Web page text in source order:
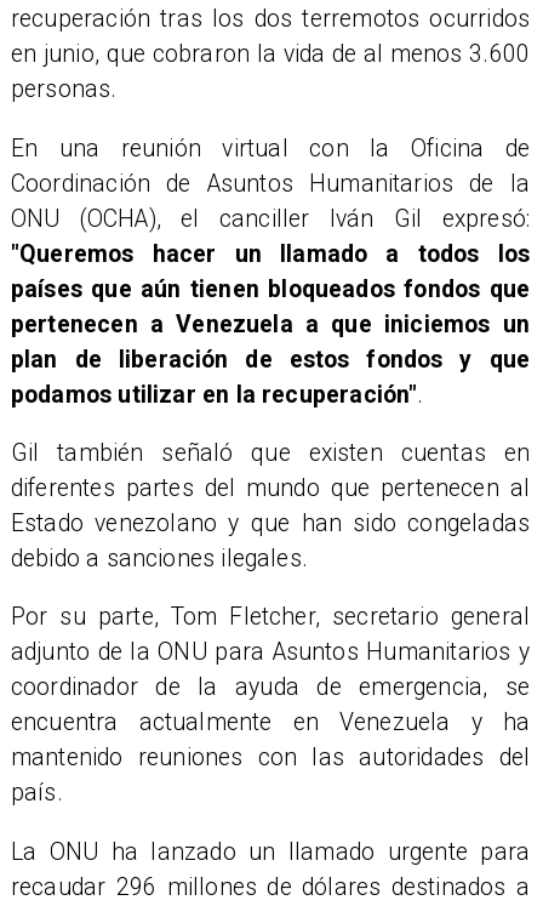
recuperación tras los dos terremotos ocurridos
en junio, que cobraron la vida de al menos 3.600
personas.
En una reunión virtual con la Oficina de
Coordinación de Asuntos Humanitarios de la
ONU (OCHA), el canciller Iván Gil expresó:
"Queremos hacer un llamado a todos los
países que aún tienen bloqueados fondos que
pertenecen a Venezuela a que iniciemos un
plan de liberación de estos fondos y que
podamos utilizar en la recuperación".
Gil también señaló que existen cuentas en
diferentes partes del mundo que pertenecen al
Estado venezolano y que han sido congeladas
debido a sanciones ilegales.
Por su parte, Tom Fletcher, secretario general
adjunto de la ONU para Asuntos Humanitarios y
coordinador de la ayuda de emergencia, se
encuentra actualmente en Venezuela y ha
mantenido reuniones con las autoridades del
país.
La ONU ha lanzado un llamado urgente para
recaudar 296 millones de dólares destinados a